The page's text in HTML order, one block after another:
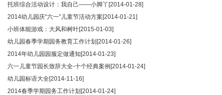
托班综合活动设计：我自己——小脚丫 [2014-01-28]
2014幼儿园庆“六一”儿童节活动方案 [2014-01-21]
小班体能游戏：大风和树叶[2015-01-03]
幼儿园春季学期园务教育工作计划 [2014-01-26]
2014年幼儿园园服定做通知 [2014-01-23]
六一儿童节园长致辞大全-十个经典案例 [2014-01-24]
幼儿园标语大全[2014-11-16]
2014春季学期园务工作计划 [2014-01-24]